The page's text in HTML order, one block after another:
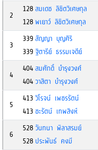
2
128 สมเดช ลิขิตวิเศษกุล
128 พเยาว์ ลิขิตวิเศษกุล
3
339 สัญญา บุญศิริ
339 ฐิตารีย์ ธรรมเจดีย์
4
404 สมศักดิ์ บำรุงวงศ์
404 วาสิตา บำรุงวงศ์
5
413 วิโรจน์ เพชรรัตน์
413 ชะรัตน์ เทพสิงห์
6
528 วันทนา พิลาสรมย์
528 ประพันธ์ คงมี